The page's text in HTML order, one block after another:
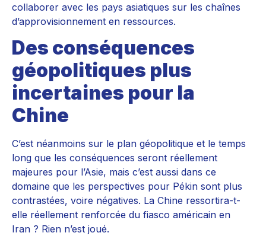
collaborer avec les pays asiatiques sur les chaînes
d’approvisionnement en ressources.
Des conséquences
géopolitiques plus
incertaines pour la
Chine
C’est néanmoins sur le plan géopolitique et le temps
long que les conséquences seront réellement
majeures pour l’Asie, mais c’est aussi dans ce
domaine que les perspectives pour Pékin sont plus
contrastées, voire négatives. La Chine ressortira-t-
elle réellement renforcée du fiasco américain en
Iran ? Rien n’est joué.